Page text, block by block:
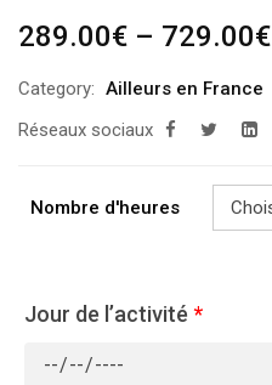
289.00€ – 729.00€
Category: Ailleurs en France
Réseaux sociaux
Nombre d'heures
Jour de l’activité *